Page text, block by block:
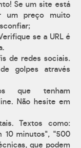
Se um site está
um preço muito
se a URL é
de redes sociais.
golpes através
que tenham
Não hesite em
Textos como:
10 minutos", "500
que podem